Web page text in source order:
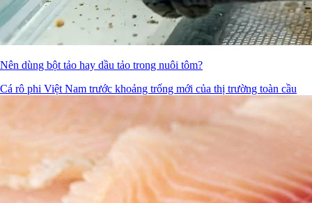
Nên dùng bột tảo hay dầu tảo trong nuôi tôm?
Cá rô phi Việt Nam trước khoảng trống mới của thị trường toàn cầu